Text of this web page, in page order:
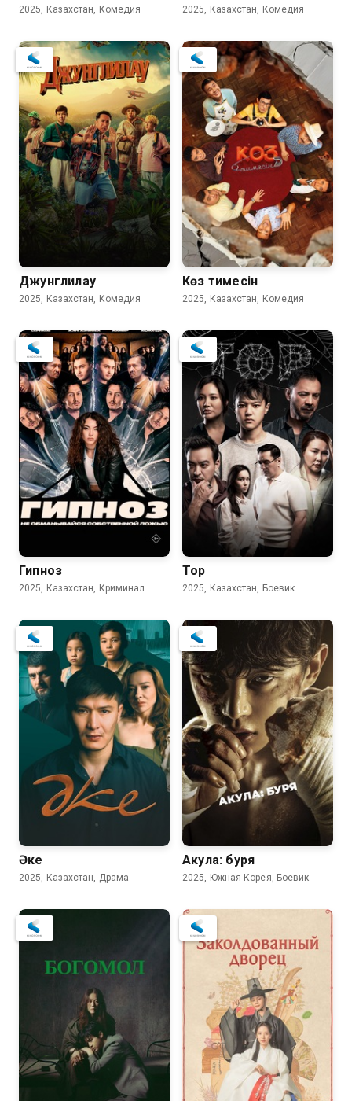
2025, Казахстан, Комедия 2025, Казахстан, Комедия
Джунглилау
2025, Казахстан, Комедия
Көз тимесін
2025, Казахстан, Комедия
Гипноз
2025, Казахстан, Криминал
Тор
2025, Казахстан, Боевик
Әке
2025, Казахстан, Драма
Акула: буря
2025, Южная Корея, Боевик